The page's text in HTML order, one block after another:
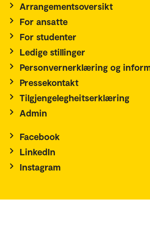
Arrangementsoversikt
For ansatte
For studenter
Ledige stillinger
Personvernerklæring og
Pressekontakt
Tilgjengelegheitserklæring
Admin
Facebook
LinkedIn
Instagram